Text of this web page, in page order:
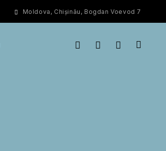
Moldova, Chișinău, Bogdan Voevod 7